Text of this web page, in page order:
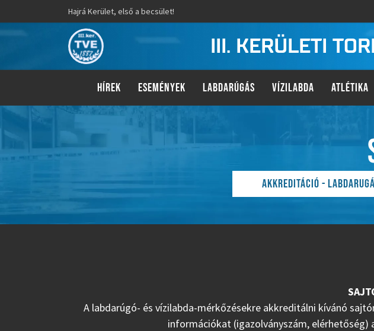
Hajrá Kerület, első a becsület!
III. KERÜLETI
HÍREK ESEMÉNYEK LABDARÚGÁS VÍZILABDA ATLÉTIKA
AKKREDITÁCIÓ -
A labdarúgó- és vízilabda-mérkőzésekre akkreditálni kívánó
információkat (igazolványszám, elérhetőség)